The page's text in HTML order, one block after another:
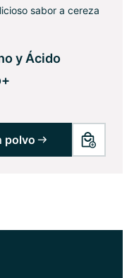
sabor a cereza
y Ácido
polvo